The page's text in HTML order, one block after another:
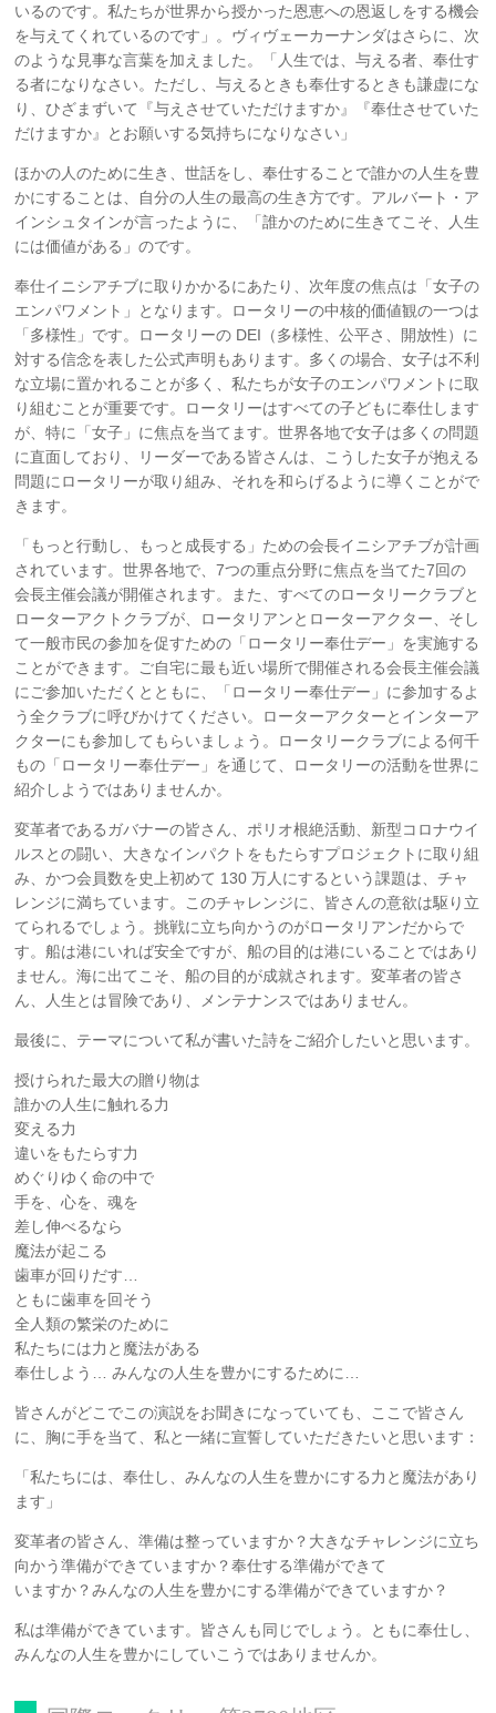
いるのです。私たちが世界から授かった恩恵への恩返しをする機会
を与えてくれているのです」。ヴィヴェーカーナンダはさらに、次
のような見事な言葉を加えました。「人生では、与える者、奉仕す
る者になりなさい。ただし、与えるときも奉仕するときも謙虚にな
り、ひざまずいて『与えさせていただけますか』『奉仕させていた
だけますか』とお願いする気持ちになりなさい」
ほかの人のために生き、世話をし、奉仕することで誰かの人生を豊
かにすることは、自分の人生の最高の生き方です。アルバート・ア
インシュタインが言ったように、「誰かのために生きてこそ、人生
には価値がある」のです。
奉仕イニシアチブに取りかかるにあたり、次年度の焦点は「女子の
エンパワメント」となります。ロータリーの中核的価値観の一つは
「多様性」です。ロータリーの DEI（多様性、公平さ、開放性）に
対する信念を表した公式声明もあります。多くの場合、女子は不利
な立場に置かれることが多く、私たちが女子のエンパワメントに取
り組むことが重要です。ロータリーはすべての子どもに奉仕します
が、特に「女子」に焦点を当てます。世界各地で女子は多くの問題
に直面しており、リーダーである皆さんは、こうした女子が抱える
問題にロータリーが取り組み、それを和らげるように導くことがで
きます。
「もっと行動し、もっと成長する」ための会長イニシアチブが計画
されています。世界各地で、7つの重点分野に焦点を当てた7回の
会長主催会議が開催されます。また、すべてのロータリークラブと
ローターアクトクラブが、ロータリアンとローターアクター、そし
て一般市民の参加を促すための「ロータリー奉仕デー」を実施する
ことができます。ご自宅に最も近い場所で開催される会長主催会議
にご参加いただくとともに、「ロータリー奉仕デー」に参加するよ
う全クラブに呼びかけてください。ローターアクターとインターア
クターにも参加してもらいましょう。ロータリークラブによる何千
もの「ロータリー奉仕デー」を通じて、ロータリーの活動を世界に
紹介しようではありませんか。
変革者であるガバナーの皆さん、ポリオ根絶活動、新型コロナウイ
ルスとの闘い、大きなインパクトをもたらすプロジェクトに取り組
み、かつ会員数を史上初めて 130 万人にするという課題は、チャ
レンジに満ちています。このチャレンジに、皆さんの意欲は駆り立
てられるでしょう。挑戦に立ち向かうのがロータリアンだからで
す。船は港にいれば安全ですが、船の目的は港にいることではあり
ません。海に出てこそ、船の目的が成就されます。変革者の皆さ
ん、人生とは冒険であり、メンテナンスではありません。
最後に、テーマについて私が書いた詩をご紹介したいと思います。
授けられた最大の贈り物は
誰かの人生に触れる力
変える力
違いをもたらす力
めぐりゆく命の中で
手を、心を、魂を
差し伸べるなら
魔法が起こる
歯車が回りだす…
ともに歯車を回そう
全人類の繁栄のために
私たちには力と魔法がある
奉仕しよう… みんなの人生を豊かにするために…
皆さんがどこでこの演説をお聞きになっていても、ここで皆さん
に、胸に手を当て、私と一緒に宣誓していただきたいと思います：
「私たちには、奉仕し、みんなの人生を豊かにする力と魔法があり
ます」
変革者の皆さん、準備は整っていますか？大きなチャレンジに立ち
向かう準備ができていますか？奉仕する準備ができて
いますか？みんなの人生を豊かにする準備ができていますか？
私は準備ができています。皆さんも同じでしょう。ともに奉仕し、
みんなの人生を豊かにしていこうではありませんか。